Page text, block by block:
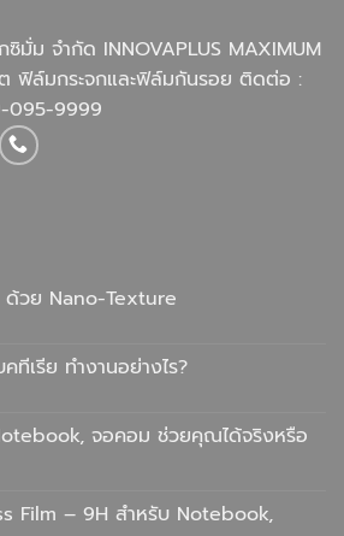
มั่ม จำกัด INNOVAPLUS MAXIMUM
ฟิล์มกระจกและฟิล์มกันรอย ติดต่อ :
095-9999
วย Nano-Texture
เรีย ทำงานอย่างไร?
จอคอม ช่วยคุณได้จริงหรือ
Film – 9H สำหรับ Notebook,